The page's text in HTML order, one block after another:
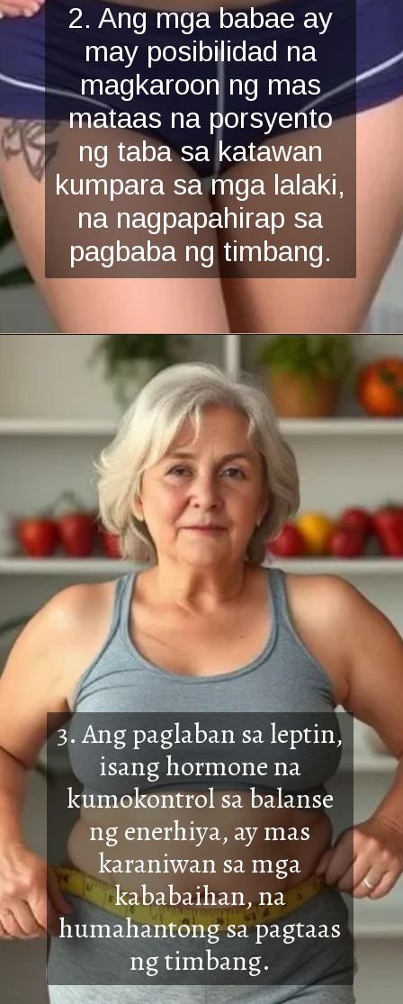
2. Ang mga babae ay
may posibilidad na
magkaroon ng mas
mataas na porsyento
ng taba sa katawan
kumpara sa mga lalaki,
na nagpapahirap sa
pagbaba ng timbang.
3. Ang paglaban sa leptin,
isang hormone na
kumokontrol sa balanse
ng enerhiya, ay mas
karaniwan sa mga
kababaihan, na
humahantong sa pagtaas
ng timbang.